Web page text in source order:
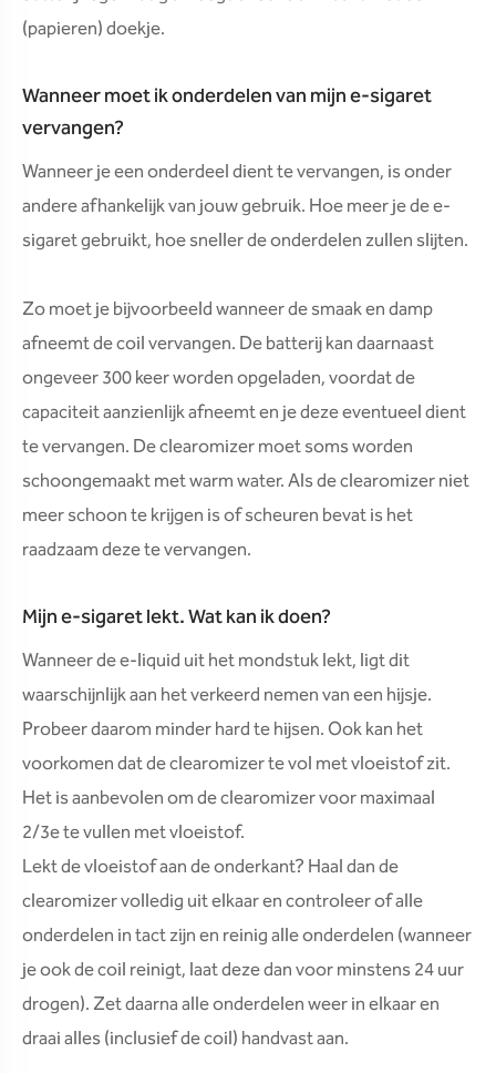
(papieren) doekje.
Wanneer moet ik onderdelen van mijn e-sigaret
vervangen?
Wanneer je een onderdeel dient te vervangen, is onder
andere afhankelijk van jouw gebruik. Hoe meer je de e-
sigaret gebruikt, hoe sneller de onderdelen zullen slijten.
Zo moet je bijvoorbeeld wanneer de smaak en damp
afneemt de coil vervangen. De batterij kan daarnaast
ongeveer 300 keer worden opgeladen, voordat de
capaciteit aanzienlijk afneemt en je deze eventueel dient
te vervangen. De clearomizer moet soms worden
schoongemaakt met warm water. Als de clearomizer niet
meer schoon te krijgen is of scheuren bevat is het
raadzaam deze te vervangen.
Mijn e-sigaret lekt. Wat kan ik doen?
Wanneer de e-liquid uit het mondstuk lekt, ligt dit
waarschijnlijk aan het verkeerd nemen van een hijsje.
Probeer daarom minder hard te hijsen. Ook kan het
voorkomen dat de clearomizer te vol met vloeistof zit.
Het is aanbevolen om de clearomizer voor maximaal
2/3e te vullen met vloeistof.
Lekt de vloeistof aan de onderkant? Haal dan de
clearomizer volledig uit elkaar en controleer of alle
onderdelen in tact zijn en reinig alle onderdelen (wanneer
je ook de coil reinigt, laat deze dan voor minstens 24 uur
drogen). Zet daarna alle onderdelen weer in elkaar en
draai alles (inclusief de coil) handvast aan.